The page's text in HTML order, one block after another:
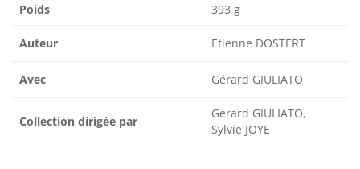
Poids 393 g
Auteur Etienne DOSTERT
Avec Gérard GIULIATO
Collection dirigée par
Gérard GIULIATO,
Sylvie JOYE